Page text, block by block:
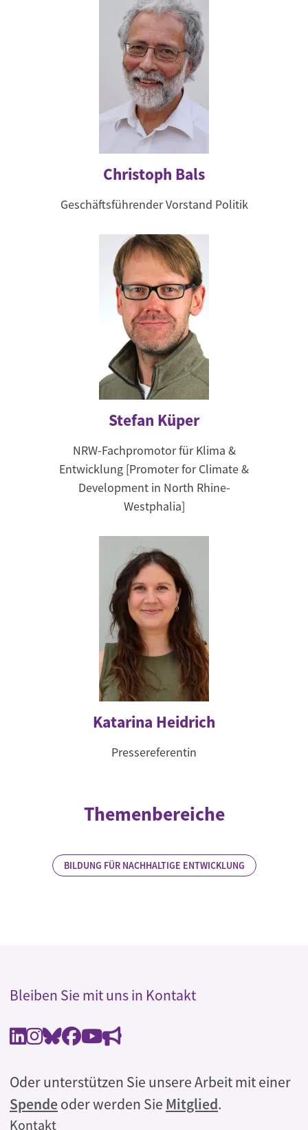
Christoph Bals
Geschäftsführender Vorstand Politik
Stefan Küper
NRW-Fachpromotor für Klima &
Entwicklung [Promoter for Climate &
Development in North Rhine-
Westphalia]
Katarina Heidrich
Pressereferentin
Themenbereiche
BILDUNG FÜR NACHHALTIGE ENTWICKLUNG
Bleiben Sie mit uns in Kontakt
Oder unterstützen Sie unsere Arbeit mit einer
Spendeoder werden Sie Mitglied.
Rechtliches
Kontakt